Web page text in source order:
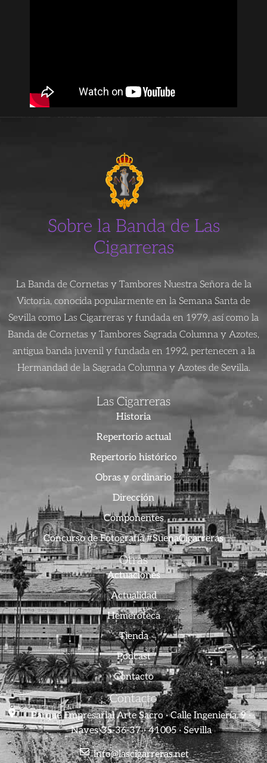
Sobre la Banda de Las
Cigarreras
La Banda de Cornetas y Tambores Nuestra Señora de la
Victoria, conocida popularmente en la Semana Santa de
Sevilla como Las Cigarreras y fundada en 1979, así como la
Banda de Cornetas y Tambores Sagrada Columna y Azotes,
antigua banda juvenil y fundada en 1992, pertenecen a la
Hermandad de la Sagrada Columna y Azotes de Sevilla.
Las Cigarreras
Historia
Repertorio actual
Repertorio histórico
Obras y ordinario
Dirección
Componentes
Concurso de Fotografía #SuenaCigarreras
Otras
Actuaciones
Actualidad
Hemeroteca
Tienda
Podcast
Contacto
Contacto
Parque Empresarial Arte Sacro · Calle Ingeniería, 9 ·
Naves 35-36-37 · 41005 · Sevilla
info@lascigarreras.net